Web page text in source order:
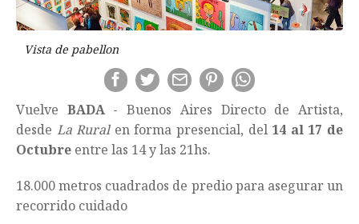
Vista de pabellon
Vuelve BADA- Buenos Aires Directo de Artista,
desde La Ruralen forma presencial, del 14 al 17 de
Octubre entre las 14 y las 21hs.
18.000 metros cuadrados de predio para asegurar un
recorrido cuidado